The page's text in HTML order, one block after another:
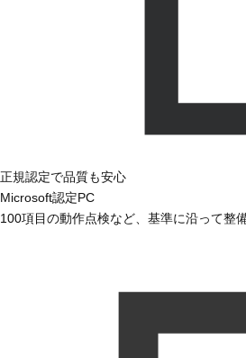
正規認定で品質も安心
Microsoft認定PC
100項目の動作点検など、基準に沿って整